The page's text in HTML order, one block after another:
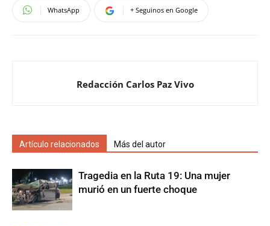
WhatsApp + Seguinos en Google
Redacción Carlos Paz Vivo
Artículo relacionados Más del autor
Tragedia en la Ruta 19: Una mujer
murió en un fuerte choque